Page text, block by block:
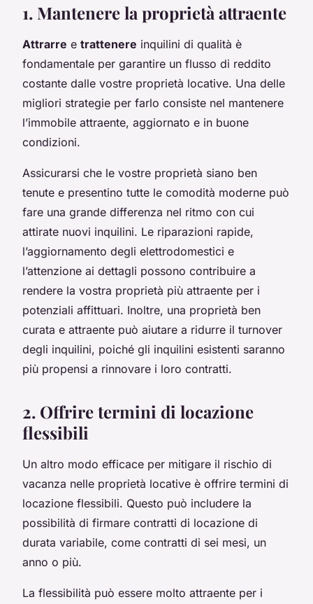
1. Mantenere la proprietà attraente
Attrarre e trattenere inquilini di qualità è
fondamentale per garantire un flusso di reddito
costante dalle vostre proprietà locative. Una delle
migliori strategie per farlo consiste nel mantenere
l’immobile attraente, aggiornato e in buone
condizioni.
Assicurarsi che le vostre proprietà siano ben
tenute e presentino tutte le comodità moderne può
fare una grande differenza nel ritmo con cui
attirate nuovi inquilini. Le riparazioni rapide,
l’aggiornamento degli elettrodomestici e
l’attenzione ai dettagli possono contribuire a
rendere la vostra proprietà più attraente per i
potenziali affittuari. Inoltre, una proprietà ben
curata e attraente può aiutare a ridurre il turnover
degli inquilini, poiché gli inquilini esistenti saranno
più propensi a rinnovare i loro contratti.
2. Offrire termini di locazione
flessibili
Un altro modo efficace per mitigare il rischio di
vacanza nelle proprietà locative è offrire termini di
locazione flessibili. Questo può includere la
possibilità di firmare contratti di locazione di
durata variabile, come contratti di sei mesi, un
anno o più.
La flessibilità può essere molto attraente per i